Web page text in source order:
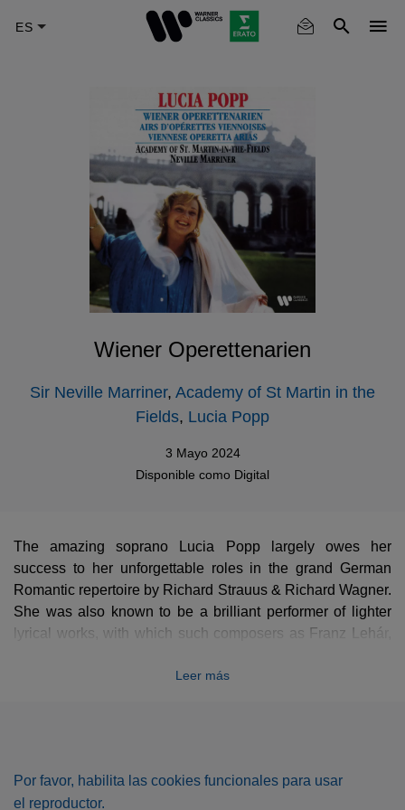
Wiener Operettenarien
Sir Neville Marriner, Academy of St Martin in the
Fields, Lucia Popp
3 Mayo 2024
Disponible como Digital
The amazing soprano Lucia Popp largely owes her
success to her unforgettable roles in the grand German
Romantic repertoire by Richard Strauus & Richard Wagner.
She was also known to be a brilliant performer of lighter
lyrical works, with which such composers as Franz Lehár,
der Wien or the Wiener Staatsoper, ultimately entertaining
excerpts fromThe Merry Widow,GiudittaorCasanova
Leer más
Por favor, habilita las cookies funcionales para usar
el reproductor.